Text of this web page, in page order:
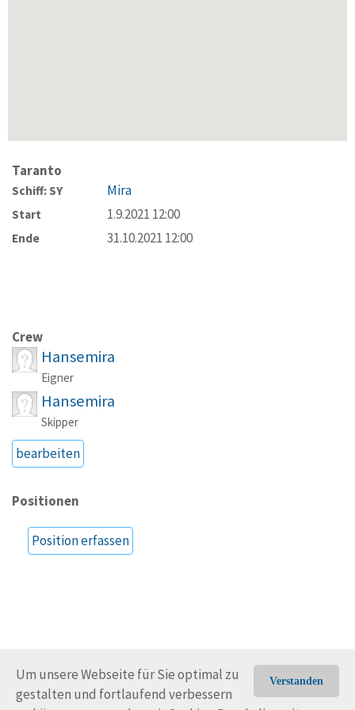
Verstanden
Um unsere Webseite für Sie optimal zu
gestalten und fortlaufend verbessern
Taranto
Schiff: SY Mira
Start 1.9.2021 12:00
Ende 31.10.2021 12:00
Crew
Hansemira
Eigner
Hansemira
Skipper
bearbeiten
Positionen
Position erfassen
© Trans-Ocean e.V. 2010-2026 Impressum